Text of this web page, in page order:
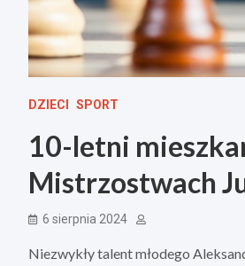
DZIECI SPORT
10-letni
Mistrzostwach
6 sierpnia 2024
Niezwykły talent młodego